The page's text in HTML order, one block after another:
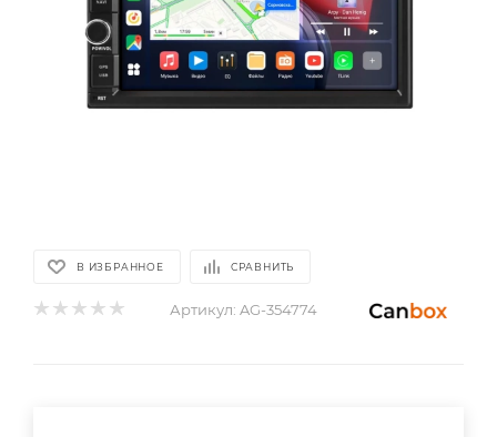
В ИЗБРАННОЕ СРАВНИТЬ
Артикул: AG-354774